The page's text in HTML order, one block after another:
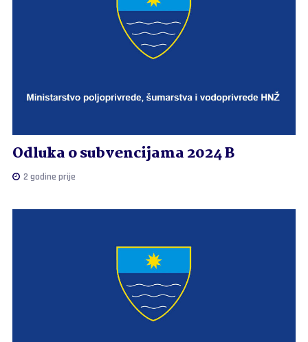
Odluka o subvencijama 2024 B
2 godine prije